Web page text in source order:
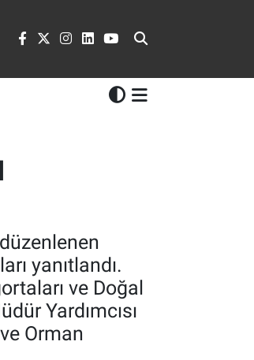
yanıtlandı.
ve Doğal
Yardımcısı
Orman